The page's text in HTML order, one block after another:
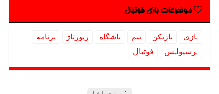
موضوعات بازی فوتبال
بازی بازیكن تیم باشگاه رپورتاژ
برنامه
پرسپولیس
فوتبال